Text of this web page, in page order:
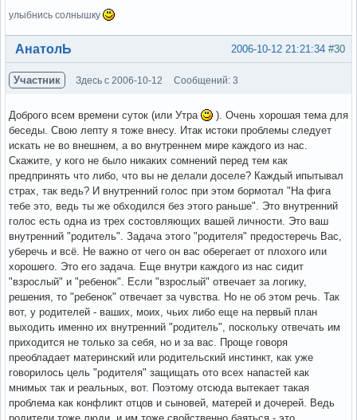
улыбнись солнышку
Вне форума #30
2006-10-12 21:21:34
АнатолЬ
Участник Здесь с 2006-10-12 Сообщений: 3
Доброго всем времени суток (или Утра
). Очень хорошая тема для
беседы. Свою лепту я тоже внесу. Итак истоки проблемы следует
искать не во внешнем, а во внутреннем мире каждого из нас.
Скажите, у кого не было никаких сомнений перед тем как
предпринять что либо, что вы не делали доселе? Каждый ипытывал
страх, так ведь? И внутренний голос при этом бормотал "На фига
тебе это, ведь ты же обходился без этого раньше". Это внутренний
голос есть одна из трех состовляющих вашей личности. Это ваш
внутренний "родитель". Задача этого "родителя" предостеречь Вас,
уберечь и всё. Не важно от чего он вас оберегает от плохого или
хорошего. Это его задача. Еще внутри каждого из нас сидит
"взрослый" и "ребенок". Если "взрослый" отвечает за логику,
решения, то "ребенок" отвечает за чувства. Но не об этом речь. Так
вот, у родителей - ваших, моих, чьих либо еще на первый план
выходить именно их внутренний "родитель", поскольку отвечать им
приходится не только за себя, но и за вас. Проще говоря
преобладает материнский или родительский инстинкт, как уже
говорилось цель "родителя" защищать ото всех напастей как
мнимых так и реальных, вот. Поэтому отсюда вытекает такая
проблема как конфликт отцов и сыновей, матерей и дочерей. Ведь